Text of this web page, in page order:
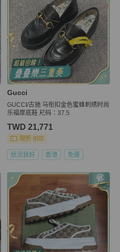
Gucci
GUCCI/古驰 马衔扣金色蜜蜂刺绣时尚
乐福厚底鞋 尺码：37.5
TWD 21,771
現折 800
狀況良好 香港 免運